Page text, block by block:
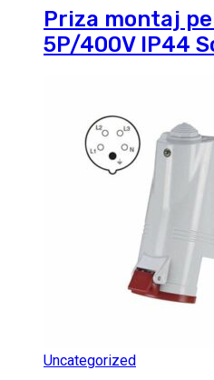
Priza montaj
5P/400V IP44
Uncategorized